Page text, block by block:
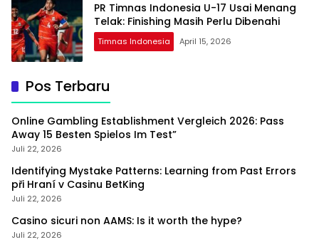
PR Timnas Indonesia U-17 Usai Menang
Telak: Finishing Masih Perlu Dibenahi
Timnas Indonesia April 15, 2026
Pos Terbaru
Online Gambling Establishment Vergleich 2026: Pass
Away 15 Besten Spielos Im Test”
Juli 22, 2026
Identifying Mystake Patterns: Learning from Past Errors
při Hraní v Casinu BetKing
Juli 22, 2026
Casino sicuri non AAMS: Is it worth the hype?
Juli 22, 2026